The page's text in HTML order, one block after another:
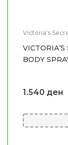
Victoria's
BODY
1.540 ден